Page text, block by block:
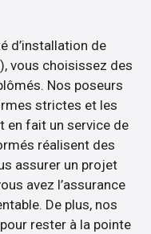
d’installation de
vous choisissez des
Nos poseurs
strictes et les
en fait un service de
réalisent des
assurer un projet
avez l’assurance
De plus, nos
rester à la pointe